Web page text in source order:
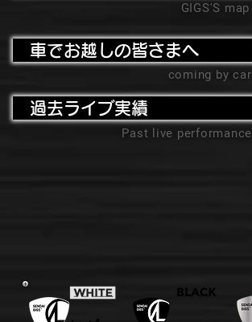
GIGS'S map
車でお越しの皆さまへ
coming by car
過去ライブ実績
Past live performance